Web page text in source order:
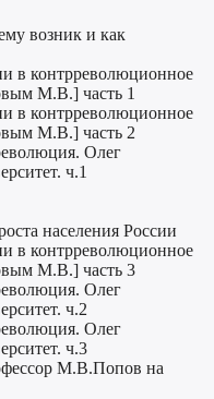
возник и как
в контрреволюционное
М.В.] часть 1
в контрреволюционное
М.В.] часть 2
Олег
ч.1
населения России
в контрреволюционное
М.В.] часть 3
Олег
ч.2
Олег
ч.3
М.В.Попов на